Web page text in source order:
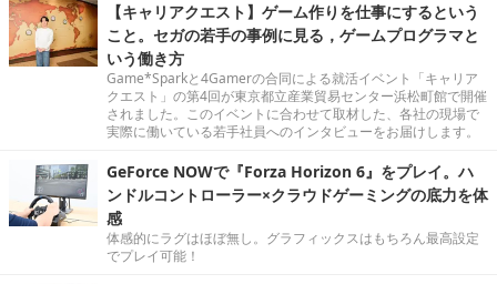
【キャリアクエスト】ゲーム作りを仕事にするという
こと。セガの若手の事例に見る，ゲームプログラマと
いう働き方
Game*Sparkと4Gamerの合同による就活イベント「キャリア
クエスト」の第4回が東京都立産業貿易センター浜松町館で開催
されました。このイベントに合わせて取材した、各社の現場で
実際に働いている若手社員へのインタビューをお届けします。
GeForce NOWで『Forza Horizon 6』をプレイ。ハ
ンドルコントローラー×クラウドゲーミングの底力を体
感
体感的にラグはほぼ無し。グラフィックスはもちろん最高設定
でプレイ可能！